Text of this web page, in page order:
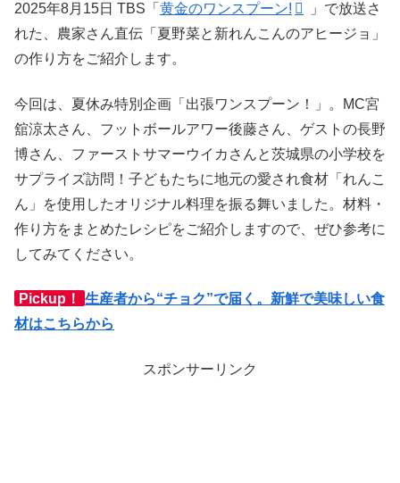
2025年8月15日 TBS「 黄金のワンスプーン!
」で放送さ
れた、農家さん直伝「夏野菜と新れんこんのアヒージョ」
の作り方をご紹介します。
今回は、夏休み特別企画「出張ワンスプーン！」。MC宮
舘涼太さん、フットボールアワー後藤さん、ゲストの長野
博さん、ファーストサマーウイカさんと茨城県の小学校を
サプライズ訪問！子どもたちに地元の愛され食材「れんこ
ん」を使用したオリジナル料理を振る舞いました。材料・
作り方をまとめたレシピをご紹介しますので、ぜひ参考に
してみてください。
Pickup！
生産者から“チョク”で届く。新鮮で美味しい食
材はこちらから
スポンサーリンク